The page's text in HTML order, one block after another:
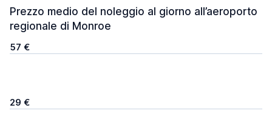
Prezzo medio del noleggio al giorno all’aeroporto
regionale di Monroe
57 €
29 €